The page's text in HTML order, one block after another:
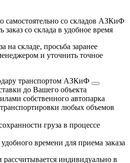
самостоятельно со складов АЗКиФ
заказ со склада в удобное время
на складе, просьба заранее
и уточнить точное
транспортом АЗКиФ
до Вашего объекта
собственного автопарка
любых объемов
груза в процессе
времени для приема заказа
рассчитывается индивидуально в